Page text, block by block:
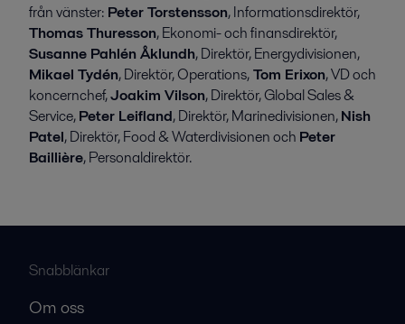
från vänster: Peter Torstensson, Informationsdirektör,
Thomas Thuresson, Ekonomi- och finansdirektör,
Susanne Pahlén Åklundh, Direktör, Energydivisionen,
Mikael Tydén, Direktör, Operations,Tom Erixon, VD och
koncernchef,Joakim Vilson, Direktör, Global Sales &
Service,Peter Leifland, Direktör, Marinedivisionen,Nish
Patel, Direktör, Food & Waterdivisionen och Peter
Baillière, Personaldirektör.
Snabblänkar
Om oss